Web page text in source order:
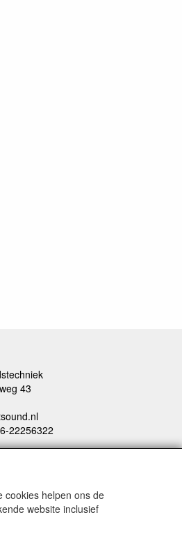
43
22256322
voorbehouden
cookies helpen ons de
website inclusief